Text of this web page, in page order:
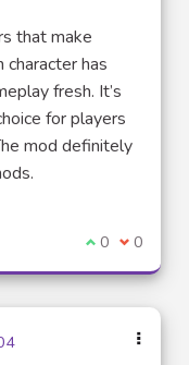
that make
has
fresh. It’s
for players
mod definitely
Je suis
0 Je ne
0